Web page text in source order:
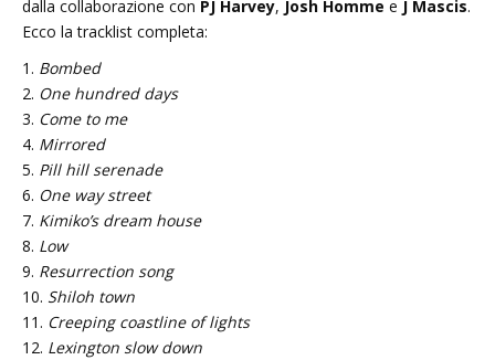
dalla collaborazione con PJ Harvey, Josh Homme e J Mascis.
Ecco la tracklist completa:
1. Bombed
2. One hundred days
3. Come to me
4. Mirrored
5. Pill hill serenade
6. One way street
7. Kimiko’s dream house
8. Low
9. Resurrection song
10. Shiloh town
11. Creeping coastline of lights
12. Lexington slow down